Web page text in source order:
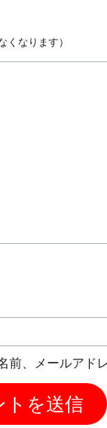
くなります）
、メールアド